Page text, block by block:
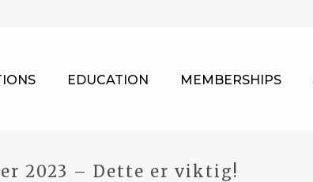
EDUCATION MEMBERSHIPS
2023 – Dette er viktig!